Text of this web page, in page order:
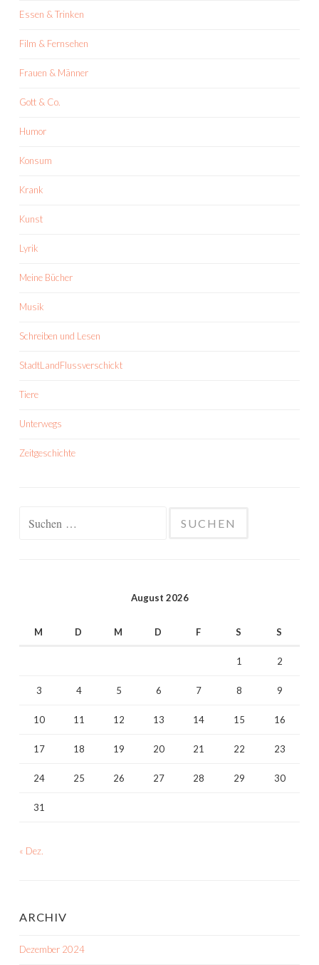
Essen & Trinken
Film & Fernsehen
Frauen & Männer
Gott & Co.
Humor
Konsum
Krank
Kunst
Lyrik
Meine Bücher
Musik
Schreiben und Lesen
StadtLandFlussverschickt
Tiere
Unterwegs
Zeitgeschichte
August 2026
M D M D F S S
1 2
3 4 5 6 7 8 9
10 11 12 13 14 15 16
17 18 19 20 21 22 23
24 25 26 27 28 29 30
31
« Dez.
ARCHIV
Dezember 2024